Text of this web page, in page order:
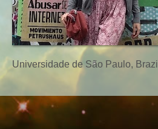
Universidade de São Paulo, Brazil